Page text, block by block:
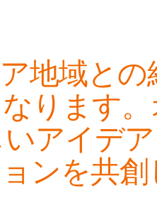
地域との
ります
アイデ
ンを共創